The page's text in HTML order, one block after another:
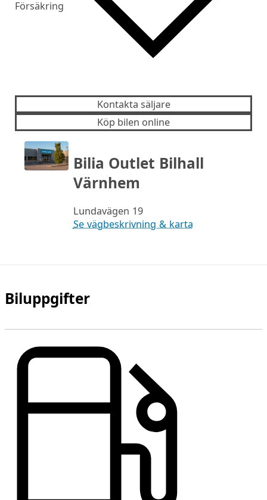
Försäkring
Kontakta säljare
Köp bilen online
Bilia Outlet Bilhall
Värnhem
Lundavägen 19
Se vägbeskrivning & karta
Biluppgifter